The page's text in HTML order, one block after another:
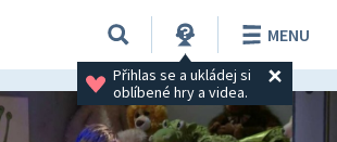
Přihlas se a ukládej si
oblíbené hry a videa.
MENU